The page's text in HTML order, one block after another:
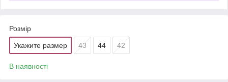
Розмір
Укажите размер 43 44 42
В наявності